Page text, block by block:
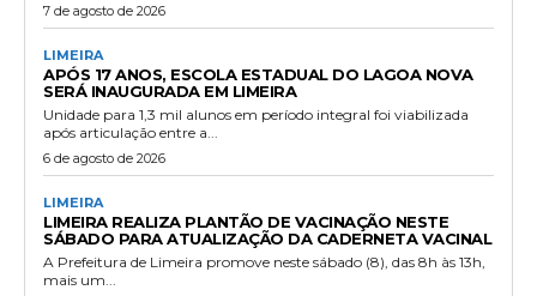
7 de agosto de 2026
LIMEIRA
APÓS 17 ANOS, ESCOLA ESTADUAL DO LAGOA NOVA
SERÁ INAUGURADA EM LIMEIRA
Unidade para 1,3 mil alunos em período integral foi viabilizada
após articulação entre a...
6 de agosto de 2026
LIMEIRA
LIMEIRA REALIZA PLANTÃO DE VACINAÇÃO NESTE
SÁBADO PARA ATUALIZAÇÃO DA CADERNETA VACINAL
A Prefeitura de Limeira promove neste sábado (8), das 8h às 13h,
mais um...